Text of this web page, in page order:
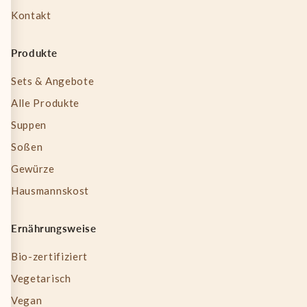
Kontakt
Produkte
Sets & Angebote
Alle Produkte
Suppen
Soßen
Gewürze
Hausmannskost
Ernährungsweise
Bio-zertifiziert
Vegetarisch
Vegan